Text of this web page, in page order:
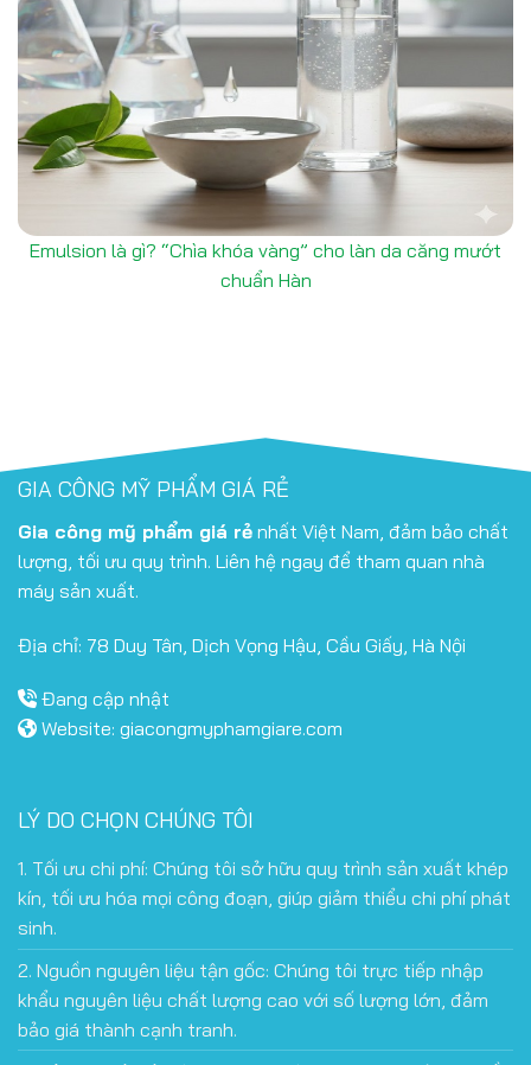
Emulsion là gì? “Chìa khóa vàng” cho làn da căng mướt
chuẩn Hàn
GIA CÔNG MỸ PHẨM GIÁ RẺ
Gia công mỹ phẩm giá rẻ nhất Việt Nam, đảm bảo chất
lượng, tối ưu quy trình. Liên hệ ngay để tham quan nhà
máy sản xuất.
Địa chỉ: 78 Duy Tân, Dịch Vọng Hậu, Cầu Giấy, Hà Nội
Đang cập nhật
Website: giacongmyphamgiare.com
LÝ DO CHỌN CHÚNG TÔI
1. Tối ưu chi phí: Chúng tôi sở hữu quy trình sản xuất khép
kín, tối ưu hóa mọi công đoạn, giúp giảm thiểu chi phí phát
sinh.
2. Nguồn nguyên liệu tận gốc: Chúng tôi trực tiếp nhập
khẩu nguyên liệu chất lượng cao với số lượng lớn, đảm
bảo giá thành cạnh tranh.